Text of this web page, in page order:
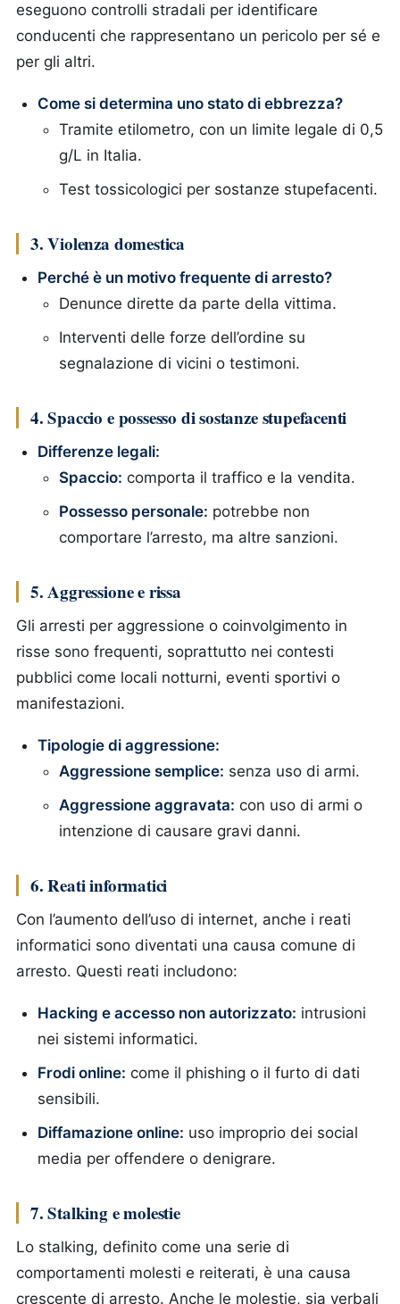
eseguono controlli stradali per identificare
conducenti che rappresentano un pericolo per sé e
per gli altri.
Come si determina uno stato di ebbrezza?
Tramite etilometro, con un limite legale di 0,5
g/L in Italia.
Test tossicologici per sostanze stupefacenti.
3. Violenza domestica
Perché è un motivo frequente di arresto?
Denunce dirette da parte della vittima.
Interventi delle forze dell’ordine su
segnalazione di vicini o testimoni.
4. Spaccio e possesso di sostanze stupefacenti
Differenze legali:
Spaccio: comporta il traffico e la vendita.
Possesso personale: potrebbe non
comportare l’arresto, ma altre sanzioni.
5. Aggressione e rissa
Gli arresti per aggressione o coinvolgimento in
risse sono frequenti, soprattutto nei contesti
pubblici come locali notturni, eventi sportivi o
manifestazioni.
Tipologie di aggressione:
Aggressione semplice: senza uso di armi.
Aggressione aggravata: con uso di armi o
intenzione di causare gravi danni.
6. Reati informatici
Con l’aumento dell’uso di internet, anche i reati
informatici sono diventati una causa comune di
arresto. Questi reati includono:
Hacking e accesso non autorizzato: intrusioni
nei sistemi informatici.
Frodi online: come il phishing o il furto di dati
sensibili.
Diffamazione online: uso improprio dei social
media per offendere o denigrare.
7. Stalking e molestie
Lo stalking, definito come una serie di
comportamenti molesti e reiterati, è una causa
crescente di arresto. Anche le molestie, sia verbali